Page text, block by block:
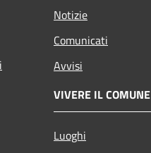
Notizie
Comunicati
Avvisi
VIVERE IL COMUNE
Luoghi